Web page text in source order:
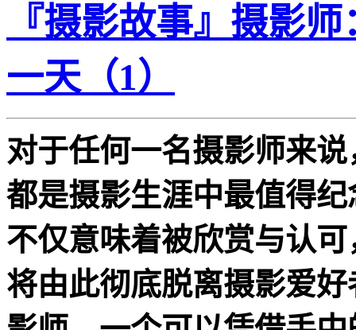
『摄影故事』摄影
一天（1）
对于任何一名摄影师来
都是摄影生涯中最值得
不仅意味着被欣赏与认
将由此彻底脱离摄影爱